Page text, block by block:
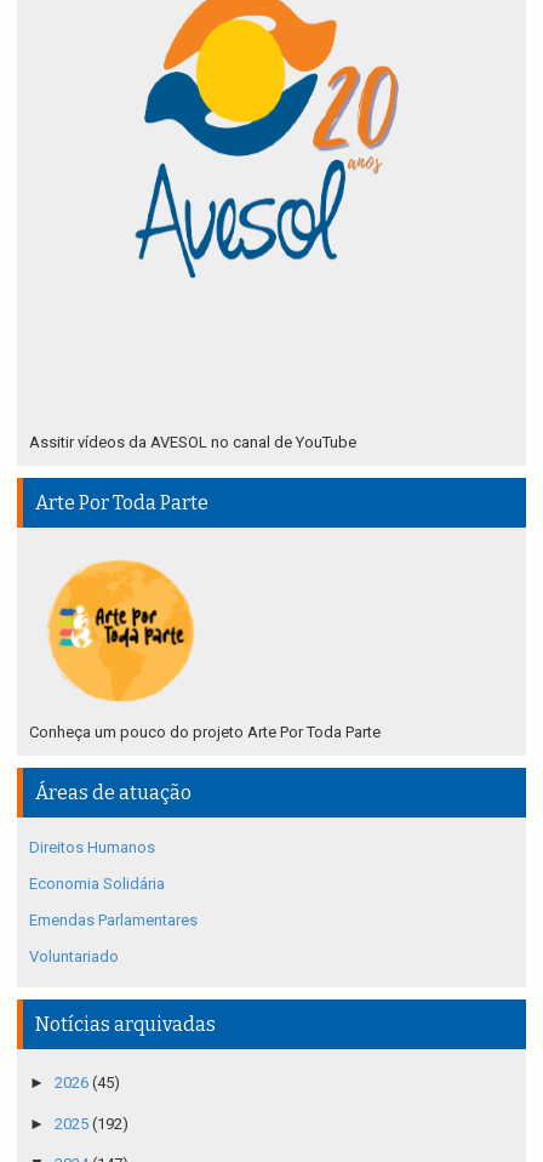
Assitir vídeos da AVESOL no canal de YouTube
Arte Por Toda Parte
Conheça um pouco do projeto Arte Por Toda Parte
Áreas de atuação
Direitos Humanos
Economia Solidária
Emendas Parlamentares
Voluntariado
Notícias arquivadas
► 2026 (45)
► 2025 (192)